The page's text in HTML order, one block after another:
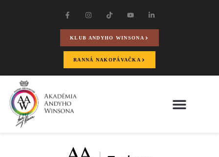
KLUB ANDYHO WINSONA
RANNÁ NAKOPÁVAČKA